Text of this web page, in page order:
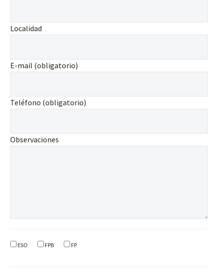
Localidad
E-mail (obligatorio)
Teléfono (obligatorio)
Observaciones
ESO FPB FP